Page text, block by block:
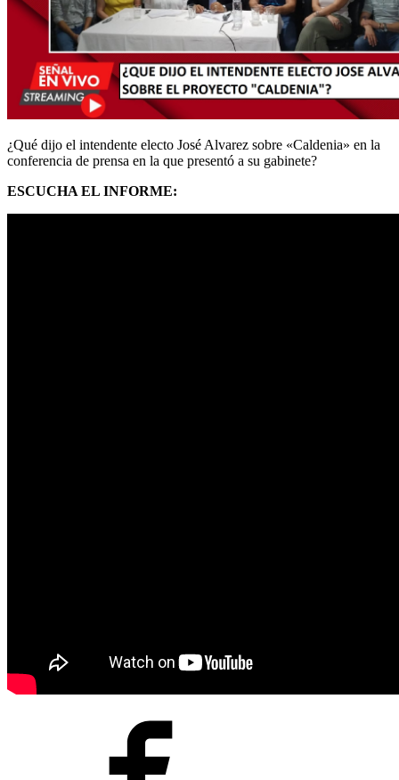
¿Qué dijo el intendente electo José Alvarez sobre «Caldenia» en la
conferencia de prensa en la que presentó a su gabinete?
ESCUCHA EL INFORME: